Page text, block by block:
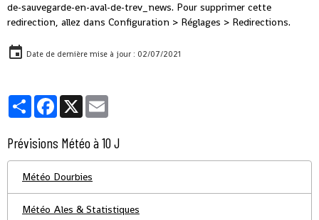
de-sauvegarde-en-aval-de-trev_news. Pour supprimer cette
redirection, allez dans Configuration > Réglages > Redirections.
Date de dernière mise à jour : 02/07/2021
PartagerFacebook
X
Prévisions Météo à 10 J
Météo Dourbies
Météo Ales & Statistiques